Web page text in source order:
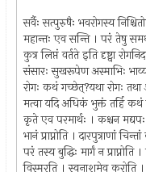
सर्वैः सत्पुरुषैः भवरोगस्य
महान्तः एव सन्ति । परं तेषु
कुत्र लिप्तं वर्तते इति दृष्ट्वा
संसारः सुखरूपेण अस्माभिः
रोगः कथं गच्छेत्?यथा रोगः तथा
मत्वा यदि अधिकं भुक्तं तर्हि
कृते एव परमार्थः । कश्चन मद्यपः
भानं प्राप्नोति । दारपुत्राणां
परं तस्य बुद्धिः मार्गं न
विस्मरति । स्वनाशमेव करोति